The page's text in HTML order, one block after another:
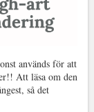
används för att
Att läsa om den
så det